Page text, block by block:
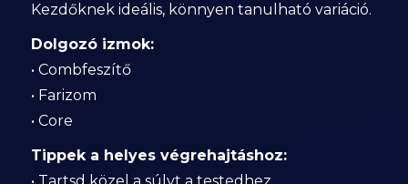
Kezdőknek ideális, könnyen tanulható variáció.
Dolgozó izmok:
• Combfeszítő
• Farizom
• Core
Tippek a helyes végrehajtáshoz: